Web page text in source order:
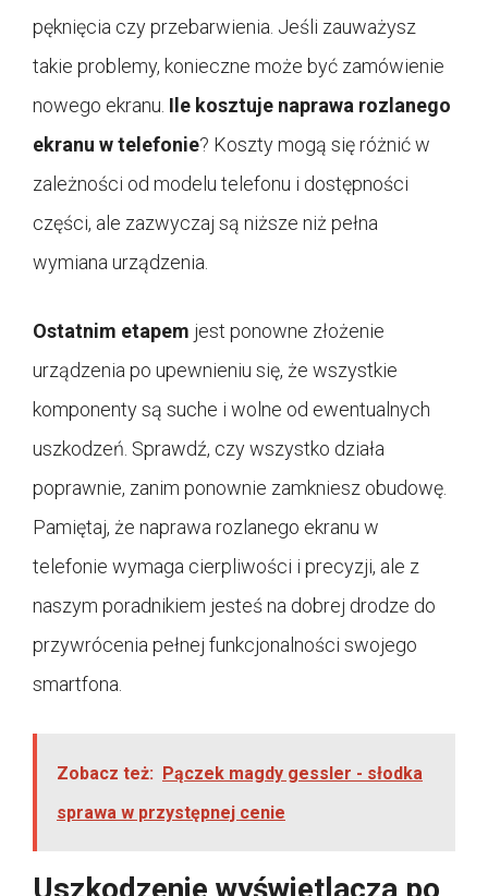
pęknięcia czy przebarwienia. Jeśli zauważysz
takie problemy, konieczne może być zamówienie
nowego ekranu. Ile kosztuje naprawa rozlanego
ekranu w telefonie? Koszty mogą się różnić w
zależności od modelu telefonu i dostępności
części, ale zazwyczaj są niższe niż pełna
wymiana urządzenia.
Ostatnim etapem jest ponowne złożenie
urządzenia po upewnieniu się, że wszystkie
komponenty są suche i wolne od ewentualnych
uszkodzeń. Sprawdź, czy wszystko działa
poprawnie, zanim ponownie zamkniesz obudowę.
Pamiętaj, że naprawa rozlanego ekranu w
telefonie wymaga cierpliwości i precyzji, ale z
naszym poradnikiem jesteś na dobrej drodze do
przywrócenia pełnej funkcjonalności swojego
smartfona.
Zobacz też: Pączek magdy gessler - słodka
sprawa w przystępnej cenie